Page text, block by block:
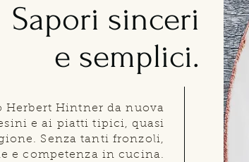
Sapori sinceri
e semplici.
Herbert Hintner da nuova
e ai piatti tipici, quasi
Senza tanti fronzoli,
e competenza in cucina.